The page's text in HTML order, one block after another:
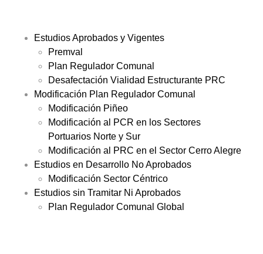
Estudios Aprobados y Vigentes
Premval
Plan Regulador Comunal
Desafectación Vialidad Estructurante PRC
Modificación Plan Regulador Comunal
Modificación Piñeo
Modificación al PCR en los Sectores
Portuarios Norte y Sur
Modificación al PRC en el Sector Cerro Alegre
Estudios en Desarrollo No Aprobados
Modificación Sector Céntrico
Estudios sin Tramitar Ni Aprobados
Plan Regulador Comunal Global